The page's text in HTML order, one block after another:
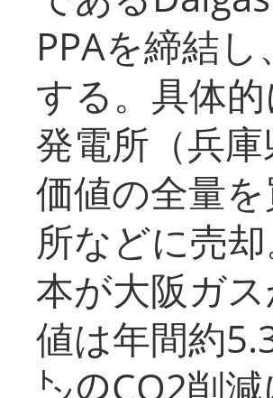
PPAを締結
する。具体
発電所（兵
価値の全量
所などに売
本が大阪ガ
値は年間約
㌧のCO2削